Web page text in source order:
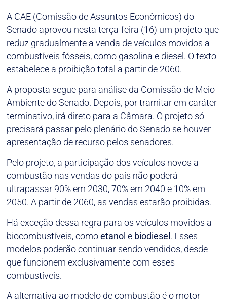
A CAE (Comissão de Assuntos Econômicos) do
Senado aprovou nesta terça-feira (16) um projeto que
reduz gradualmente a venda de veículos movidos a
combustíveis fósseis, como gasolina e diesel. O texto
estabelece a proibição total a partir de 2060.
A proposta segue para análise da Comissão de Meio
Ambiente do Senado. Depois, por tramitar em caráter
terminativo, irá direto para a Câmara. O projeto só
precisará passar pelo plenário do Senado se houver
apresentação de recurso pelos senadores.
Pelo projeto, a participação dos veículos novos a
combustão nas vendas do país não poderá
ultrapassar 90% em 2030, 70% em 2040 e 10% em
2050. A partir de 2060, as vendas estarão proibidas.
Há exceção dessa regra para os veículos movidos a
biocombustíveis, comoetanol e biodiesel. Esses
modelos poderão continuar sendo vendidos, desde
que funcionem exclusivamente com esses
combustíveis.
A alternativa ao modelo de combustão é o motor